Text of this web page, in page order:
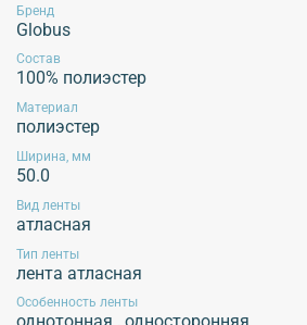
стиральной машине, высокотемпературная
Рекомендуется применять щадящие методы ухода,
Эксплуатация продукции без учета данных
сохранение внешнего вида изделия!
Обязательной сертификации не подлежит!
Бренд
Globus
Состав
100% полиэстер
Материал
полиэстер
Ширина, мм
50.0
Вид ленты
атласная
Тип ленты
лента атласная
Особенность ленты